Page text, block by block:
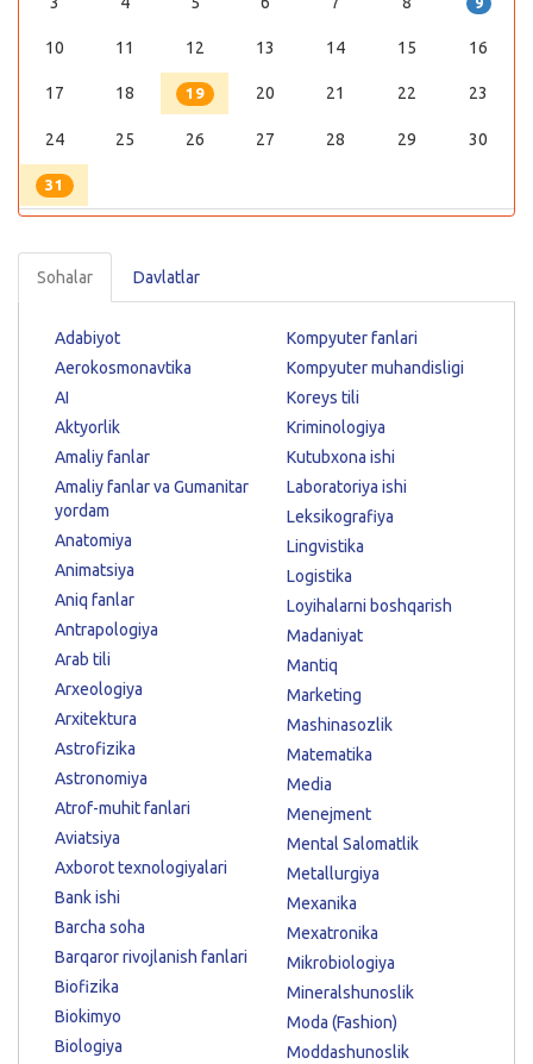
9
10 11 12 13 14 15 16
17 18 19 20 21 22 23
24 25 26 27 28 29 30
31
Sohalar Davlatlar
Adabiyot
Aerokosmonavtika
AI
Aktyorlik
Amaliy fanlar
Amaliy fanlar va Gumanitar
yordam
Anatomiya
Animatsiya
Aniq fanlar
Antrapologiya
Arab tili
Arxeologiya
Arxitektura
Astrofizika
Astronomiya
Atrof-muhit fanlari
Aviatsiya
Axborot texnologiyalari
Bank ishi
Barcha soha
Barqaror rivojlanish fanlari
Biofizika
Biokimyo
Biologiya
Kompyuter fanlari
Kompyuter muhandisligi
Koreys tili
Kriminologiya
Kutubxona ishi
Laboratoriya ishi
Leksikografiya
Lingvistika
Logistika
Loyihalarni boshqarish
Madaniyat
Mantiq
Marketing
Mashinasozlik
Matematika
Media
Menejment
Mental Salomatlik
Metallurgiya
Mexanika
Mexatronika
Mikrobiologiya
Mineralshunoslik
Moda (Fashion)
Moddashunoslik